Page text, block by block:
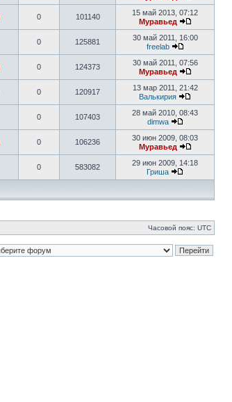
0 101140
15 май 2013, 07:12
Муравьед
0 125881
30 май 2011, 16:00
freelab
0 124373
30 май 2011, 07:56
Муравьед
0 120917
13 мар 2011, 21:42
Валькирия
0 107403
28 май 2010, 08:43
dimwa
0 106236
30 июн 2009, 08:03
Муравьед
0 583082
29 июн 2009, 14:18
Гриша
Часовой пояс: UTC